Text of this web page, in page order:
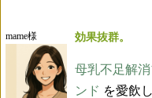
mame様 効果抜群。
母乳不足解
ンド を愛飲